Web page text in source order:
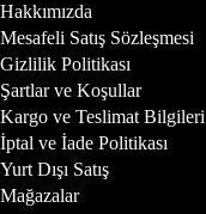
Hakkımızda
Mesafeli Satış Sözleşmesi
Gizlilik Politikası
Şartlar ve Koşullar
Kargo ve Teslimat Bilgileri
İptal ve İade Politikası
Yurt Dışı Satış
Mağazalar